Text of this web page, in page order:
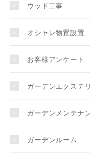
ウッド工事
オシャレ物置設置
お客様アンケート
ガーデンエクステ
ガーデンメンテナ
ガーデンルーム